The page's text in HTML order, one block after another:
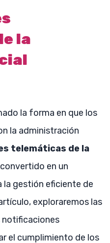
la
la forma en que los
la administración
telemáticas de la
en un
la gestión eficiente de
exploraremos las
notificaciones
el cumplimiento de los